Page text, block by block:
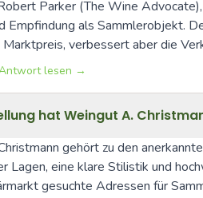
Parker (The Wine
Empfindung als Sammlerobjekt.
verbessert aber die
lesen →
hat Weingut A.
gehört zu den
Lagen, eine klare Stilistik und
gesuchte Adressen für